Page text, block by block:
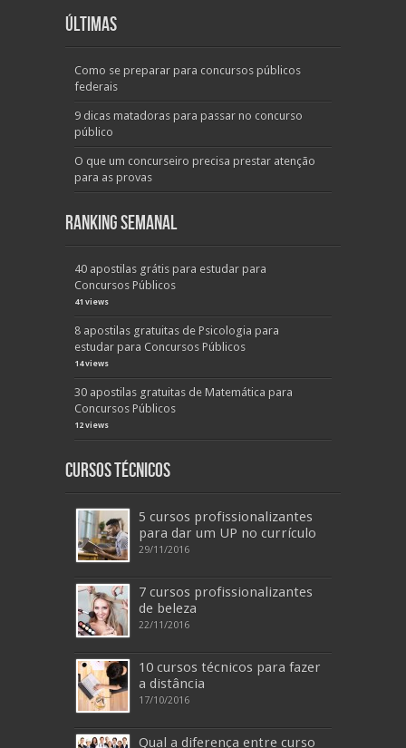
Últimas
Como se preparar para concursos públicos
federais
9 dicas matadoras para passar no concurso
público
O que um concurseiro precisa prestar atenção
para as provas
Ranking Semanal
40 apostilas grátis para estudar para
Concursos Públicos
41 views
8 apostilas gratuitas de Psicologia para
estudar para Concursos Públicos
14 views
30 apostilas gratuitas de Matemática para
Concursos Públicos
12 views
Cursos Técnicos
5 cursos profissionalizantes
para dar um UP no currículo
29/11/2016
7 cursos profissionalizantes
de beleza
22/11/2016
10 cursos técnicos para fazer
a distância
17/10/2016
Qual a diferença entre curso